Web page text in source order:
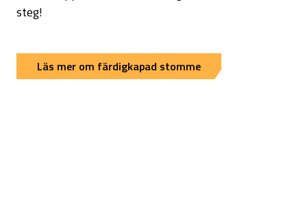
steg!
Läs mer om färdigkapad stomme